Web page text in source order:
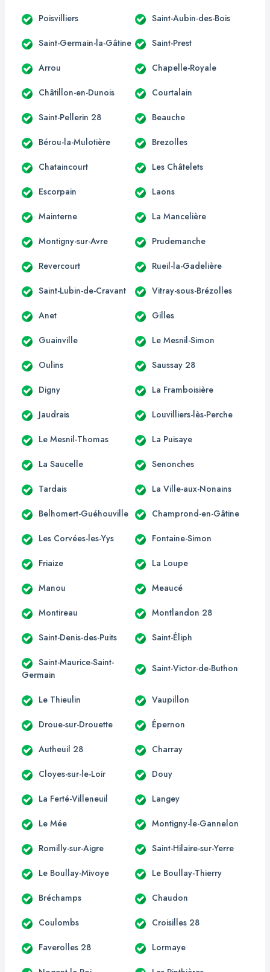
Poisvilliers Saint-Aubin-des-Bois
Saint-Germain-la-Gâtine Saint-Prest
Arrou Chapelle-Royale
Châtillon-en-Dunois Courtalain
Saint-Pellerin 28 Beauche
Bérou-la-Mulotière Brezolles
Chataincourt Les Châtelets
Escorpain Laons
Mainterne La Mancelière
Montigny-sur-Avre Prudemanche
Revercourt Rueil-la-Gadelière
Saint-Lubin-de-Cravant Vitray-sous-Brézolles
Anet Gilles
Guainville Le Mesnil-Simon
Oulins Saussay 28
Digny La Framboisière
Jaudrais Louvilliers-lès-Perche
Le Mesnil-Thomas La Puisaye
La Saucelle Senonches
Tardais La Ville-aux-Nonains
Belhomert-Guéhouville Champrond-en-Gâtine
Les Corvées-les-Yys Fontaine-Simon
Friaize La Loupe
Manou Meaucé
Montireau Montlandon 28
Saint-Denis-des-Puits Saint-Éliph
Saint-Maurice-Saint-
Germain
Saint-Victor-de-Buthon
Le Thieulin Vaupillon
Droue-sur-Drouette Épernon
Autheuil 28 Charray
Cloyes-sur-le-Loir Douy
La Ferté-Villeneuil Langey
Le Mée Montigny-le-Gannelon
Romilly-sur-Aigre Saint-Hilaire-sur-Yerre
Le Boullay-Mivoye Le Boullay-Thierry
Bréchamps Chaudon
Coulombs Croisilles 28
Faverolles 28 Lormaye